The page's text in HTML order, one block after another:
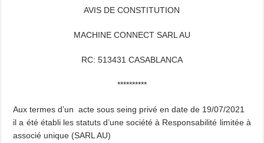
AVIS DE CONSTITUTION
MACHINE CONNECT SARL AU
RC: 513431 CASABLANCA
**********
Aux termes d’un acte sous seing privé en date de 19/07/2021
il a été établi les statuts d’une société à Responsabilité limitée à
associé unique (SARL AU)